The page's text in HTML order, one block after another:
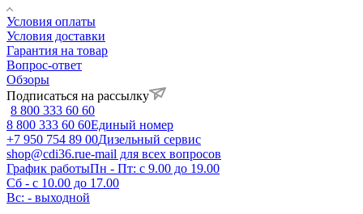
Условия оплаты
Условия доставки
Гарантия на товар
Вопрос-ответ
Обзоры
Подписаться на рассылку
8 800 333 60 60
8 800 333 60 60Единый номер
+7 950 754 89 00Дизельный сервис
shop@cdi36.rue-mail для всех вопросов
График работыПн - Пт: с 9.00 до 19.00
Сб - с 10.00 до 17.00
Вс: - выходной